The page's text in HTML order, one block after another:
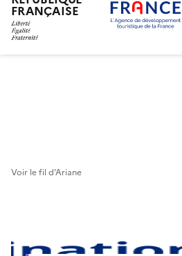
FRANÇAISE
Voir le fil d’Ariane